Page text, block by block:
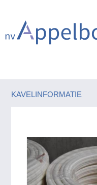
KAVELINFORMATIE